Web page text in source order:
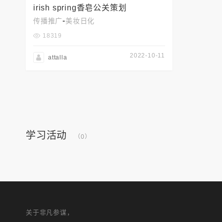
irish spring香皂公关策划
传播推广-美妆日化
18319
attalla 2022-10-11
学习活动 （0）
关于非凡参谋，